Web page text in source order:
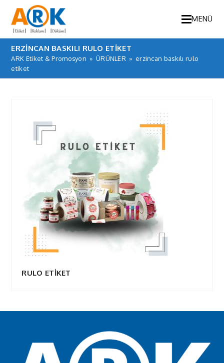
MENÜ
ERZINCAN BASKILI RULO ETIKET
ARK Etiket & Promosyon » ÜRÜNLER » erzincan baskılı rulo
etiket
RULO ETİKET